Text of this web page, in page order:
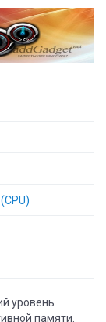
уровень
памяти.